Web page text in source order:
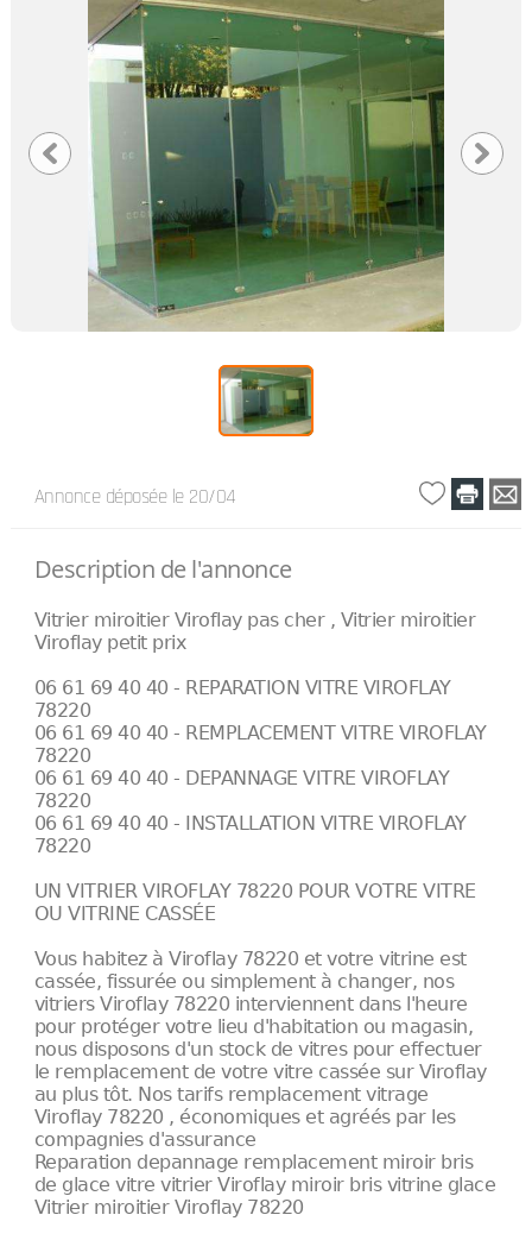
Annonce déposée le 20/04
Description de l'annonce
Vitrier miroitier Viroflay pas cher , Vitrier miroitier
Viroflay petit prix
06 61 69 40 40 - REPARATION VITRE VIROFLAY
78220
06 61 69 40 40 - REMPLACEMENT VITRE VIROFLAY
78220
06 61 69 40 40 - DEPANNAGE VITRE VIROFLAY
78220
06 61 69 40 40 - INSTALLATION VITRE VIROFLAY
78220
UN VITRIER VIROFLAY 78220 POUR VOTRE VITRE
OU VITRINE CASSÉE
Vous habitez à Viroflay 78220 et votre vitrine est
cassée, fissurée ou simplement à changer, nos
vitriers Viroflay 78220 interviennent dans l'heure
pour protéger votre lieu d'habitation ou magasin,
nous disposons d'un stock de vitres pour effectuer
le remplacement de votre vitre cassée sur Viroflay
au plus tôt. Nos tarifs remplacement vitrage
Viroflay 78220 , économiques et agréés par les
compagnies d'assurance
Reparation depannage remplacement miroir bris
de glace vitre vitrier Viroflay miroir bris vitrine glace
Vitrier miroitier Viroflay 78220